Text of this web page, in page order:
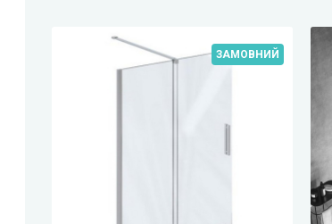
ЗАМОВНИЙ